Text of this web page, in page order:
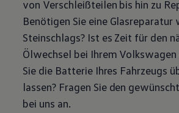
Magazin
Lifestyle
Transport
Familie
Elektromobilität
Volkswagen R
Pannen- und Unfallhilfe
Volkswagen Kundenbetreuung
von Verschleißteilen bis hin zu
Benötigen Sie eine Glasreparatur
Steinschlags? Ist es Zeit für den
Ölwechsel bei Ihrem Volkswagen
Sie die Batterie Ihres Fahrzeugs
lassen? Fragen Sie den
bei uns an.